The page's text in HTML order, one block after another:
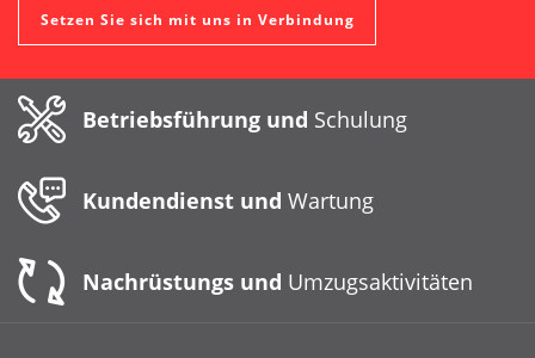
Setzen Sie sich mit uns in Verbindung
Betriebsführung und Schulung
Kundendienst und Wartung
Nachrüstungs und Umzugsaktivitäten